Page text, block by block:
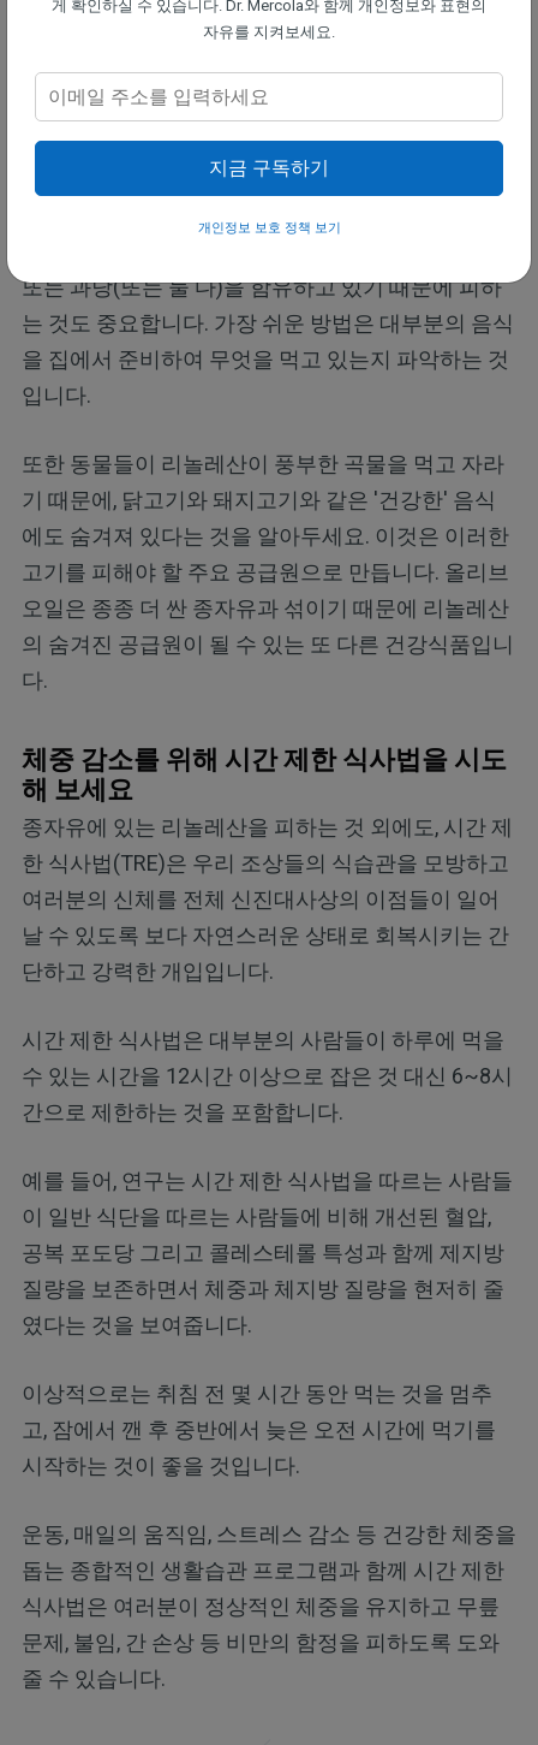
건강한 지방의 섭취를 늘리면서 과당과 종자 기름의
섭취를 줄이는 것은 여러분의 간 건강과 건강한 체중
을 지탱할 수 있는 강력한 방법입니다.
또는 과당(또는 둘 다)을 함유하고 있기 때문에 피하
는 것도 중요합니다. 가장 쉬운 방법은 대부분의 음식
을 집에서 준비하여 무엇을 먹고 있는지 파악하는 것
입니다.
또한 동물들이 리놀레산이 풍부한 곡물을 먹고 자라
기 때문에, 닭고기와 돼지고기와 같은 '건강한' 음식
에도 숨겨져 있다는 것을 알아두세요. 이것은 이러한
고기를 피해야 할 주요 공급원으로 만듭니다. 올리브
오일은 종종 더 싼 종자유과 섞이기 때문에 리놀레산
의 숨겨진 공급원이 될 수 있는 또 다른 건강식품입니
다.
체중 감소를 위해 시간 제한 식사법을 시도
해 보세요
종자유에 있는 리놀레산을 피하는 것 외에도, 시간 제
한 식사법(TRE)은 우리 조상들의 식습관을 모방하고
여러분의 신체를 전체 신진대사상의 이점들이 일어
날 수 있도록 보다 자연스러운 상태로 회복시키는 간
단하고 강력한 개입입니다.
시간 제한 식사법은 대부분의 사람들이 하루에 먹을
수 있는 시간을 12시간 이상으로 잡은 것 대신 6~8시
간으로 제한하는 것을 포함합니다.
예를 들어, 연구는 시간 제한 식사법을 따르는 사람들
이 일반 식단을 따르는 사람들에 비해 개선된 혈압,
공복 포도당 그리고 콜레스테롤 특성과 함께 제지방
질량을 보존하면서 체중과 체지방 질량을 현저히 줄
였다는 것을 보여줍니다.
이상적으로는 취침 전 몇 시간 동안 먹는 것을 멈추
고, 잠에서 깬 후 중반에서 늦은 오전 시간에 먹기를
시작하는 것이 좋을 것입니다.
운동, 매일의 움직임, 스트레스 감소 등 건강한 체중을
돕는 종합적인 생활습관 프로그램과 함께 시간 제한
식사법은 여러분이 정상적인 체중을 유지하고 무릎
문제, 불임, 간 손상 등 비만의 함정을 피하도록 도와
줄 수 있습니다.
게 확인하실 수 있습니다. Dr. Mercola와 함께 개인정보와 표현의
자유를 지켜보세요.
지금 구독하기
개인정보 보호 정책 보기